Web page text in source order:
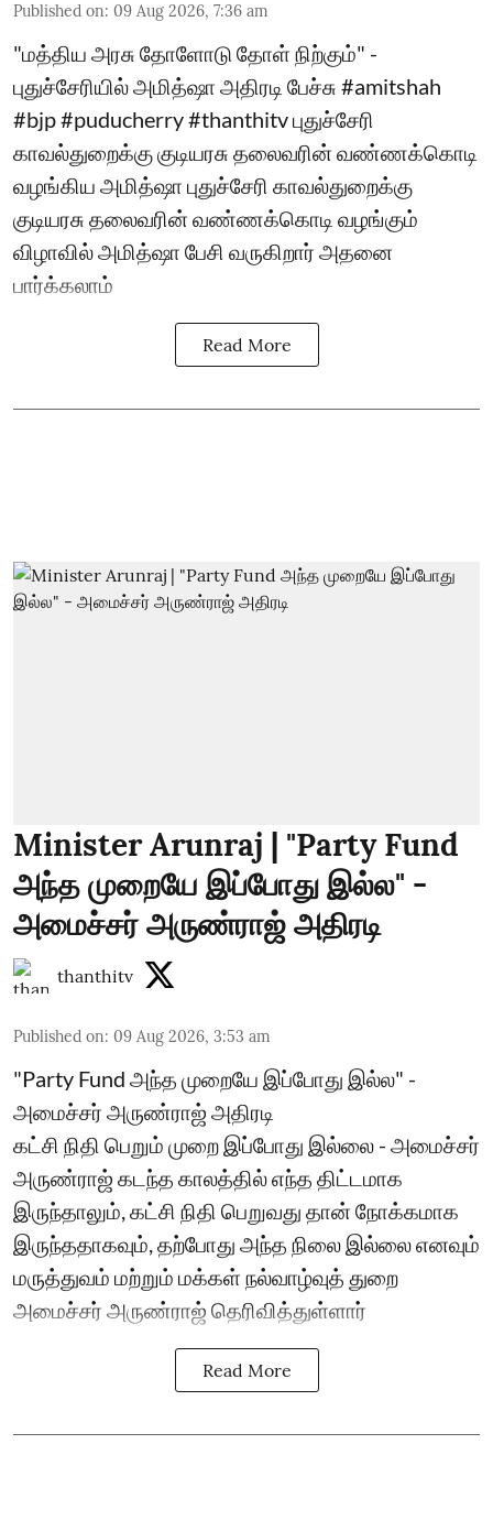
Published on: 09 Aug 2026, 7:36 am
"மத்திய அரசு தோளோடு தோள் நிற்கும்" -
புதுச்சேரியில் அமித்ஷா அதிரடி பேச்சு #amitshah
#bjp #puducherry #thanthitv புதுச்சேரி
காவல்துறைக்கு குடியரசு தலைவரின் வண்ணக்கொடி
வழங்கிய அமித்ஷா புதுச்சேரி காவல்துறைக்கு
குடியரசு தலைவரின் வண்ணக்கொடி வழங்கும்
விழாவில் அமித்ஷா பேசி வருகிறார் அதனை
பார்க்கலாம்
Read More
Minister Arunraj | "Party Fund
அந்த முறையே இப்போது இல்ல" -
அமைச்சர் அருண்ராஜ் அதிரடி
thanthitv
Published on: 09 Aug 2026, 3:53 am
"Party Fund அந்த முறையே இப்போது இல்ல" -
அமைச்சர் அருண்ராஜ் அதிரடி
கட்சி நிதி பெறும் முறை இப்போது இல்லை - அமைச்சர்
அருண்ராஜ் கடந்த காலத்தில் எந்த திட்டமாக
இருந்தாலும், கட்சி நிதி பெறுவது தான் நோக்கமாக
இருந்ததாகவும், தற்போது அந்த நிலை இல்லை எனவும்
மருத்துவம் மற்றும் மக்கள் நல்வாழ்வுத் துறை
அமைச்சர் அருண்ராஜ் தெரிவித்துள்ளார்
Read More